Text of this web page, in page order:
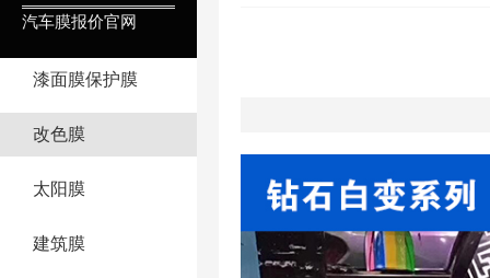
汽车膜报价官网
漆面膜保护膜
改色膜
太阳膜
建筑膜